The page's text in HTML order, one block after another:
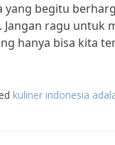
yang begitu
ragu untuk
hanya bisa kita
kuliner indonesia